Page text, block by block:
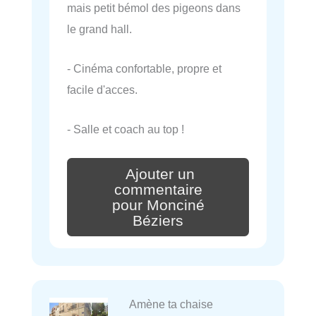
mais petit bémol des pigeons dans
le grand hall.
- Cinéma confortable, propre et
facile d'acces.
- Salle et coach au top !
Ajouter un
commentaire
pour Monciné
Béziers
Amène ta chaise